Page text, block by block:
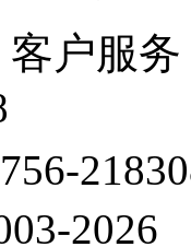
户服务